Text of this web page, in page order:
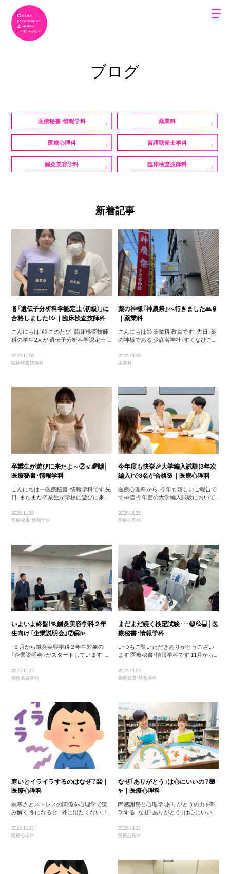
ブログ
医療秘書・情報学科 薬業科
医療心理科 言語聴覚士学科
鍼灸美容学科 臨床検査技師科
新着記事
🧬「遺伝子分析科学認定士（初級）」に
合格しました！✨｜臨床検査技師科
こんにちは！😊 このたび、 臨床検査技師
科の学生2人が 遺伝子分析科学認定士（...
2025.11.26
臨床検査技師科
薬の神様『神農祭』へ行きました🙏🏮
｜薬業科
こんにちは😊 薬業科 教員です！ 先日、薬
の神様である 少彦名神社（すくなひこ...
2025.11.26
薬業科
卒業生が遊びに来たよ～②☺️🌈🙌│
医療秘書・情報学科
こんにちはー医療秘書・情報学科です 先
日、またまた卒業生が学校に遊びに来...
2025.11.25
医療秘書・情報学科
今年度も快挙🎉大学編入試験(3年次
編入)で3名が合格🌸｜医療心理科
医療心理科から、今年も嬉しいご報告で
す📣👏 今年度の大学編入試験において...
2025.11.25
医療心理科
いよいよ終盤！🏃鍼灸美容学科２年
生向け『企業説明会』⑦🤗✨
９月から鍼灸美容学科２年生対象の
「企業説明会」がスタートしています ...
2025.11.25
鍼灸美容学科
まだまだ続く検定試験･･･😅💦💻│医
療秘書・情報学科
いつもご覧いただきありがとうござい
ます 医療秘書・情報学科です 11月から...
2025.11.22
医療秘書・情報学科
寒いとイライラするのはなぜ？🥶｜
医療心理科
📖寒さとストレスの関係を心理学で読
み解く 冬になると 「外に出たくない」「...
2025.11.21
医療心理科
なぜ「ありがとう」は心にいいの？💟
✨｜医療心理科
💌感謝祭と心理学：ありがとうの力を科
学する なぜ「ありがとう」は心にいい...
2025.11.21
医療心理科